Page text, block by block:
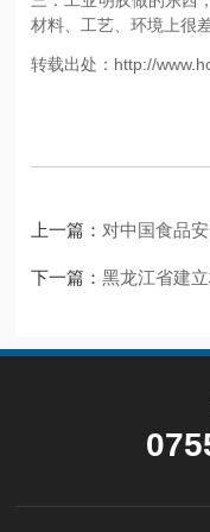
材料、工艺、环境上很
转载出处：http://
上一篇： 对中国食品
下一篇：黑龙江省建